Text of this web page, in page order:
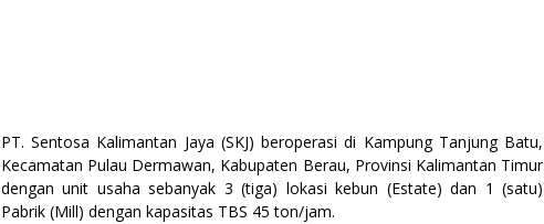
PT. Sentosa Kalimantan Jaya (SKJ) beroperasi di Kampung Tanjung Batu,
Kecamatan Pulau Dermawan, Kabupaten Berau, Provinsi Kalimantan Timur
dengan unit usaha sebanyak 3 (tiga) lokasi kebun (Estate) dan 1 (satu)
Pabrik (Mill) dengan kapasitas TBS 45 ton/jam.